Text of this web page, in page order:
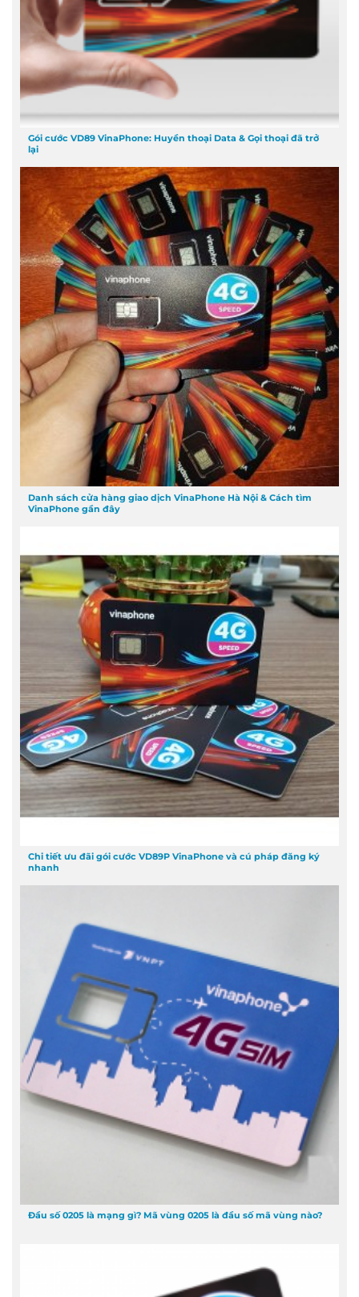
Gói cước VD89 VinaPhone: Huyền thoại Data & Gọi thoại đã trở
lại
Danh sách cửa hàng giao dịch VinaPhone Hà Nội & Cách tìm
VinaPhone gần đây
Chi tiết ưu đãi gói cước VD89P VinaPhone và cú pháp đăng ký
nhanh
Đầu số 0205 là mạng gì? Mã vùng 0205 là đầu số mã vùng nào?